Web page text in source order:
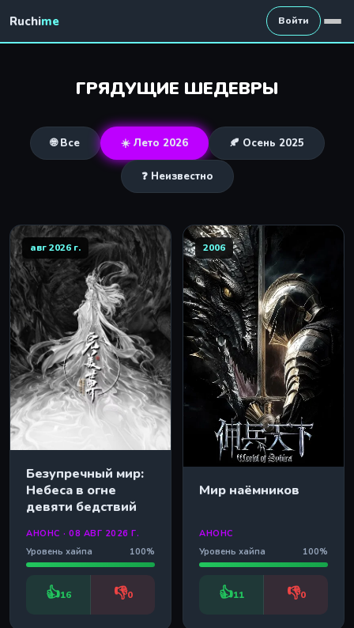
Ruchime Войти
ГРЯДУЩИЕ ШЕДЕВРЫ
🌐 Все ☀️ Лето 2026 🍂 Осень 2025
❓ Неизвестно
авг 2026 г.
Безупречный мир:
Небеса в огне
девяти бедствий
АНОНС · 08 АВГ 2026 Г.
Уровень хайпа
100%
👍16 👎0
2006
Мир наёмников
АНОНС
Уровень хайпа
100%
👍11 👎0